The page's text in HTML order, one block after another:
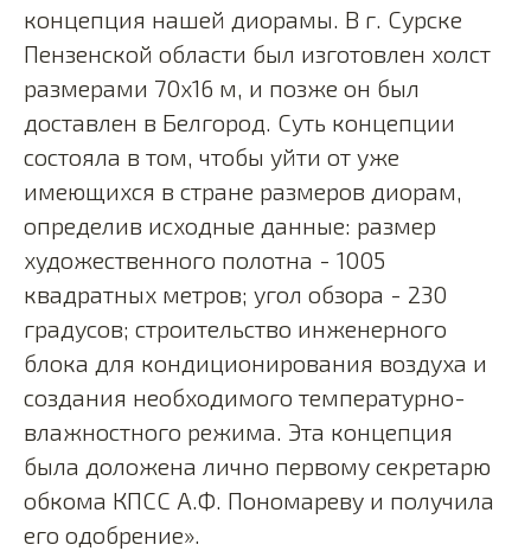
концепция нашей диорамы. В г. Сурске
Пензенской области был изготовлен холст
размерами 70x16 м, и позже он был
доставлен в Белгород. Суть концепции
состояла в том, чтобы уйти от уже
имеющихся в стране размеров диорам,
определив исходные данные: размер
художественного полотна - 1005
квадратных метров; угол обзора - 230
градусов; строительство инженерного
блока для кондиционирования воздуха и
создания необходимого температурно-
влажностного режима. Эта концепция
была доложена лично первому секретарю
обкома КПСС А.Ф. Пономареву и получила
его одобрение».